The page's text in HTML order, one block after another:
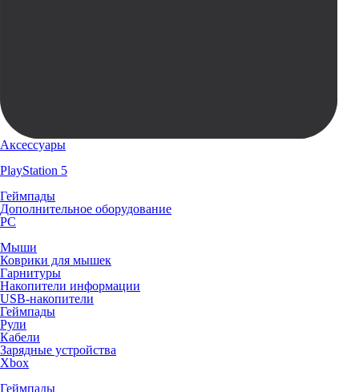
Аксессуары
PlayStation 5
Геймпады
Дополнительное оборудование
PC
Мыши
Коврики для мышек
Гарнитуры
Накопители информации
USB-накопители
Геймпады
Рули
Кабели
Зарядные устройства
Xbox
Геймпады